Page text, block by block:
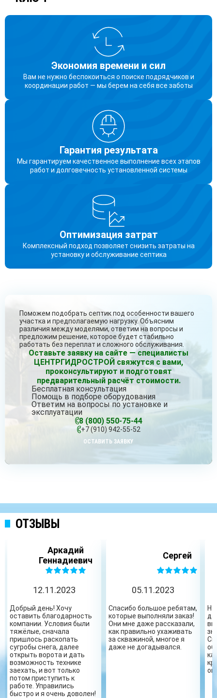
Экономия времени и сил
Вам не нужно беспокоиться о поиске подрядчиков и
координации работ — мы берем на себя все заботы
Гарантия результата
Мы гарантируем качественное выполнение всех этапов
работ и долговечность установленной системы
Оптимизация затрат
Комплексный подход позволяет снизить затраты на
установку и обслуживание септика
Поможем подобрать септик под особенности вашего
участка и предполагаемую нагрузку. Объясним
различия между моделями, ответим на вопросы и
предложим решение, которое будет стабильно
работать без переплат и сложного обслуживания.
Оставьте заявку на сайте — специалисты
ЦЕНТРГИДРОСТРОЙ свяжутся с вами,
проконсультируют и подготовят
предварительный расчёт стоимости.
Бесплатная консультация
Помощь в подборе оборудования
Ответим на вопросы по установке и
эксплуатации
8 (800) 550-75-44
+7 (910) 942-55-52
ОСТАВИТЬ ЗАЯВКУ
ОТЗЫВЫ
Аркадий
Геннадиевич
12.11.2023
Добрый день! Хочу
оставить благодарность
компании. Условия были
тяжёлые, сначала
пришлось раскопать
сугробы снега, далее
открыть ворота и дать
возможность технике
заехать, и вот только
потом приступить к
работе. Управились
быстро и я очень доволен!
Сергей
05.11.2023
Спасибо большое ребятам,
которые выполняли заказ!
Они мне даже рассказали,
как правильно ухаживать
за скважиной, многое я
даже не догадывался.